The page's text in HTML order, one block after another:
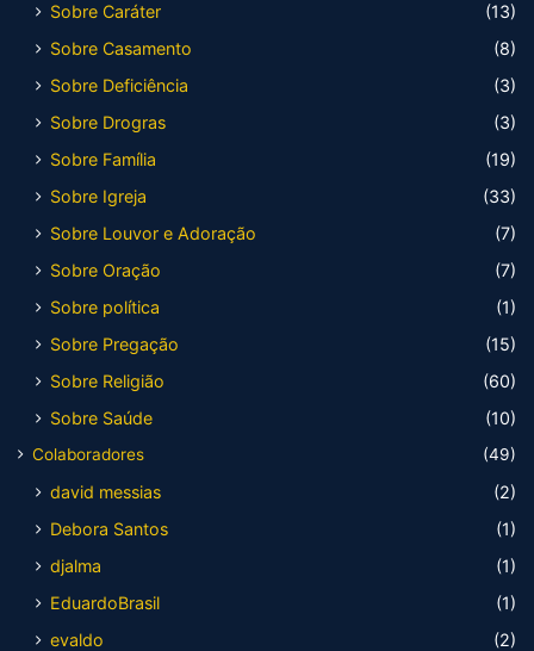
Sobre Caráter
(13)
Sobre Casamento
(8)
Sobre Deficiência
(3)
Sobre Drogras
(3)
Sobre Família
(19)
Sobre Igreja
(33)
Sobre Louvor e Adoração
(7)
Sobre Oração
(7)
Sobre política
(1)
Sobre Pregação
(15)
Sobre Religião
(60)
Sobre Saúde
(10)
Colaboradores (49)
david messias
(2)
Debora Santos
(1)
djalma
(1)
EduardoBrasil
(1)
evaldo
(2)